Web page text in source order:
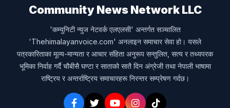
Community News Network LLC
'कम्युनिटी न्युज नेटवर्क एलएलसी' अन्तर्गत सञ्चालित
'Thehimalayanvoice.com' अनलाइन समाचार सेवा हो। यसले
पत्रकारिताका मूल्य-मान्यता र आचार संहिता अनुरूप सन्तुलित, सत्य र तथ्यपरक
भूमिका निर्वाह गर्दै चौबीसै घण्टा र साताको सातै दिन अंग्रेजी तथा नेपाली भाषामा
राष्ट्रिय र अन्तर्राष्ट्रिय समाचारहरू निरन्तर सम्प्रेषण गर्दछ।